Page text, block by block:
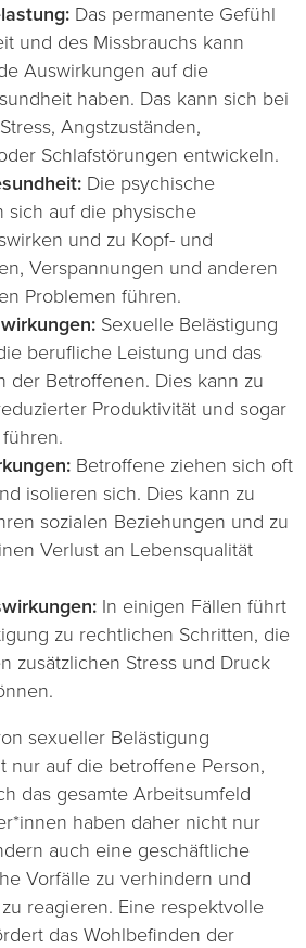
Das permanente Gefühl
und des Missbrauchs kann
Auswirkungen auf die
haben. Das kann sich bei
Angstzuständen,
Schlafstörungen entwickeln.
Die psychische
sich auf die physische
und zu Kopf- und
Verspannungen und anderen
Problemen führen.
Sexuelle Belästigung
berufliche Leistung und das
der Betroffenen. Dies kann zu
Produktivität und sogar
Betroffene ziehen sich oft
isolieren sich. Dies kann zu
sozialen Beziehungen und zu
Verlust an Lebensqualität
In einigen Fällen führt
zu rechtlichen Schritten, die
zusätzlichen Stress und Druck
sexueller Belästigung
nur auf die betroffene Person,
das gesamte Arbeitsumfeld
haben daher nicht nur
auch eine geschäftliche
Vorfälle zu verhindern und
reagieren. Eine respektvolle
das Wohlbefinden der